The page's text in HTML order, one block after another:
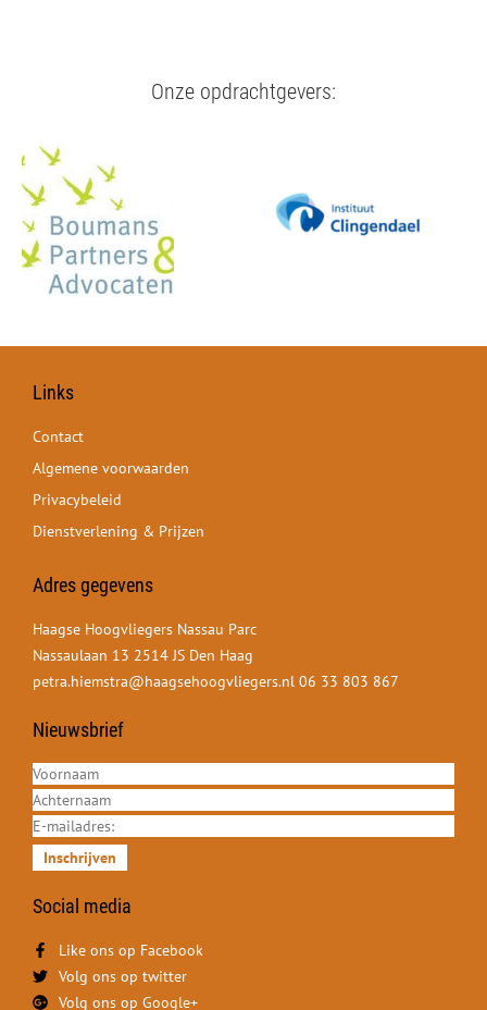
Onze opdrachtgevers:
Links
Contact
Algemene voorwaarden
Privacybeleid
Dienstverlening & Prijzen
Adres gegevens
Haagse Hoogvliegers Nassau Parc
Nassaulaan 13 2514 JS Den Haag
petra.hiemstra@haagsehoogvliegers.nl 06 33 803 867
Nieuwsbrief
Inschrijven
Social media
Like ons op Facebook
Volg ons op twitter
Volg ons op Google+